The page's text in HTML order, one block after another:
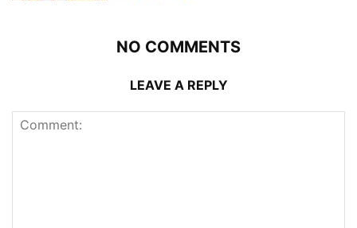
NO COMMENTS
LEAVE A REPLY